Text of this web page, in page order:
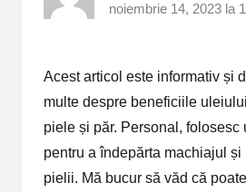
noiembrie 14, 2023 la
Acest articol este informativ și
multe despre beneficiile
piele și păr. Personal, folosesc
pentru a îndepărta machiajul și
pielii. Mă bucur să văd că